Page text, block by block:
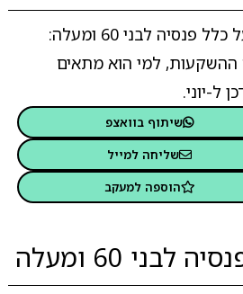
כל מה שחשוב לדעת על כלל פנסיה לבני 60 ומעלה:
ההשקעות, למי הוא מתאים
ל-יוני.
שיתוף בוואצפ
שליחה למייל
הוספה למעקב
60 ומעלה